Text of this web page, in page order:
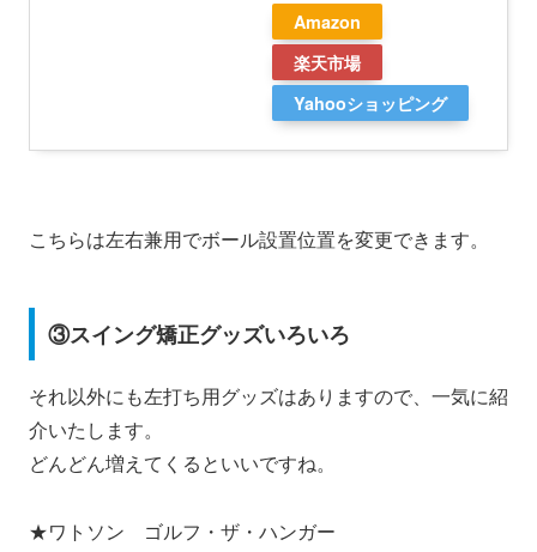
Amazon
楽天市場
Yahooショッピング
こちらは左右兼用でボール設置位置を変更できます。
③スイング矯正グッズいろいろ
それ以外にも左打ち用グッズはありますので、一気に紹
介いたします。
どんどん増えてくるといいですね。
★ワトソン ゴルフ・ザ・ハンガー